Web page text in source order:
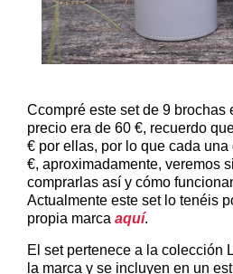
Ccompré este set de 9 brochas
precio era de 60 €, recuerdo
€ por ellas, por lo que cada
€, aproximadamente, veremos
comprarlas así y cómo
Actualmente este set lo tenéis
propia marca aquí.
El set pertenece a la colección
la marca y se incluyen en un